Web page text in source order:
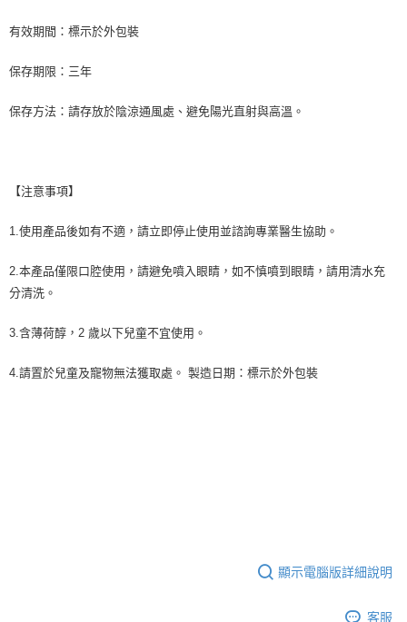
有效期間：標示於外包裝
保存期限：三年
保存方法：請存放於陰涼通風處、避免陽光直射與高溫。
【注意事項】
1.使用產品後如有不適，請立即停止使用並諮詢專業醫生協助。
2.本產品僅限口腔使用，請避免噴入眼睛，如不慎噴到眼睛，請用清水充
分清洗。
3.含薄荷醇，2 歲以下兒童不宜使用。
4.請置於兒童及寵物無法獲取處。 製造日期：標示於外包裝
顯示電腦版詳細說明
客服